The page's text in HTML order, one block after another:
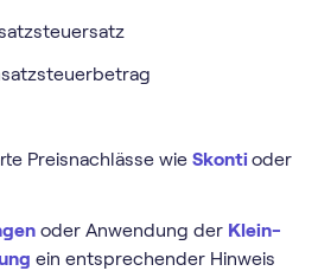
Preisnachlässe wie Skonti oder
oder Anwendung der Klein­
ein entsprechender Hinweis